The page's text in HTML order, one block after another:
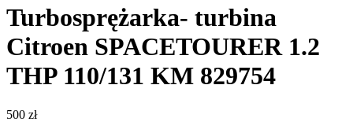
Turbosprężarka- turbina
Citroen SPACETOURER 1.2
THP 110/131 KM 829754
500 zł